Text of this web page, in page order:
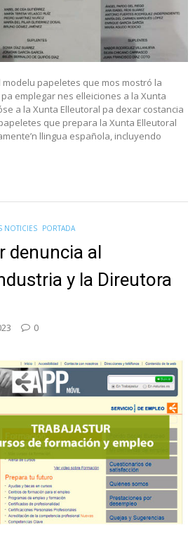
modelu papeletes que mos mostró la
emplegar nes elleiciones a la Xunta
a la Xunta Elleutoral pa dexar costancia
que prepara la Xunta Elleutoral
llingua española, incluyendo
NOTICIES PORTADA
denuncia al
y la Direutora
0